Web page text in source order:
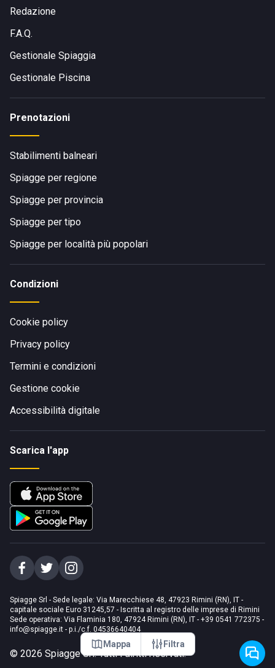
Mappa Filtra
Redazione
F.A.Q.
Gestionale Spiaggia
Gestionale Piscina
Prenotazioni
Stabilimenti balneari
Spiagge per regione
Spiagge per provincia
Spiagge per tipo
Spiagge per località più popolari
Condizioni
Cookie policy
Privacy policy
Termini e condizioni
Gestione cookie
Accessibilità digitale
Scarica l'app
Spiagge Srl - Sede legale: Via Marecchiese 48, 47923 Rimini (RN), IT -
capitale sociale Euro 31245,57 - Iscritta al registro delle imprese di Rimini
Sede operativa: Via Flaminia 180, 47924 Rimini (RN), IT - +39 0541 772375 -
info@spiagge.it - p.i./c.f. 04536640404
© 2026 Spiagge Srl. Tutti i diritti riservati.